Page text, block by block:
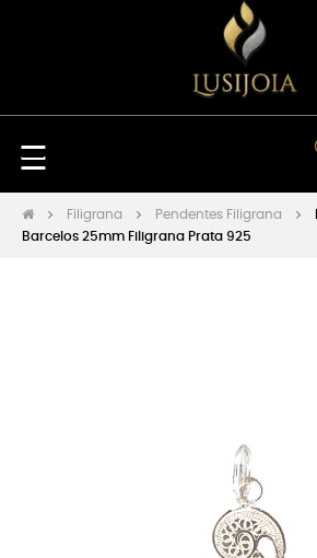
Toggle
navigation
☰
Filigrana Pendentes Filigrana
Barcelos 25mm Filigrana Prata 925